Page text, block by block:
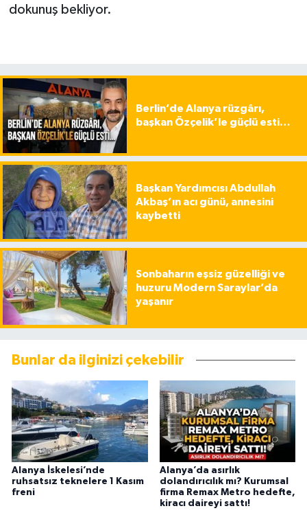
dokunuş bekliyor.
Berlin’de Alanya rüzgârı,
başkan Özçelik’le güçlü esti…
Başkan Yardımcısı Abdullah
Akbaş’ın acı günü, annesini
kaybetti
Sonbaharın eşsiz güzelliği ve
huzuru Modern Saraylar’da
yaşanır
Bunlar da ilginizi çekebilir
Alanya İskelesi’nde
ruhsatsız teknelere 1 Kasım
freni
Alanya’da asırlık
dolandırıcılık mı? Kurumsal
firma Remax Metro hedefte,
kiracı daireyi sattı!